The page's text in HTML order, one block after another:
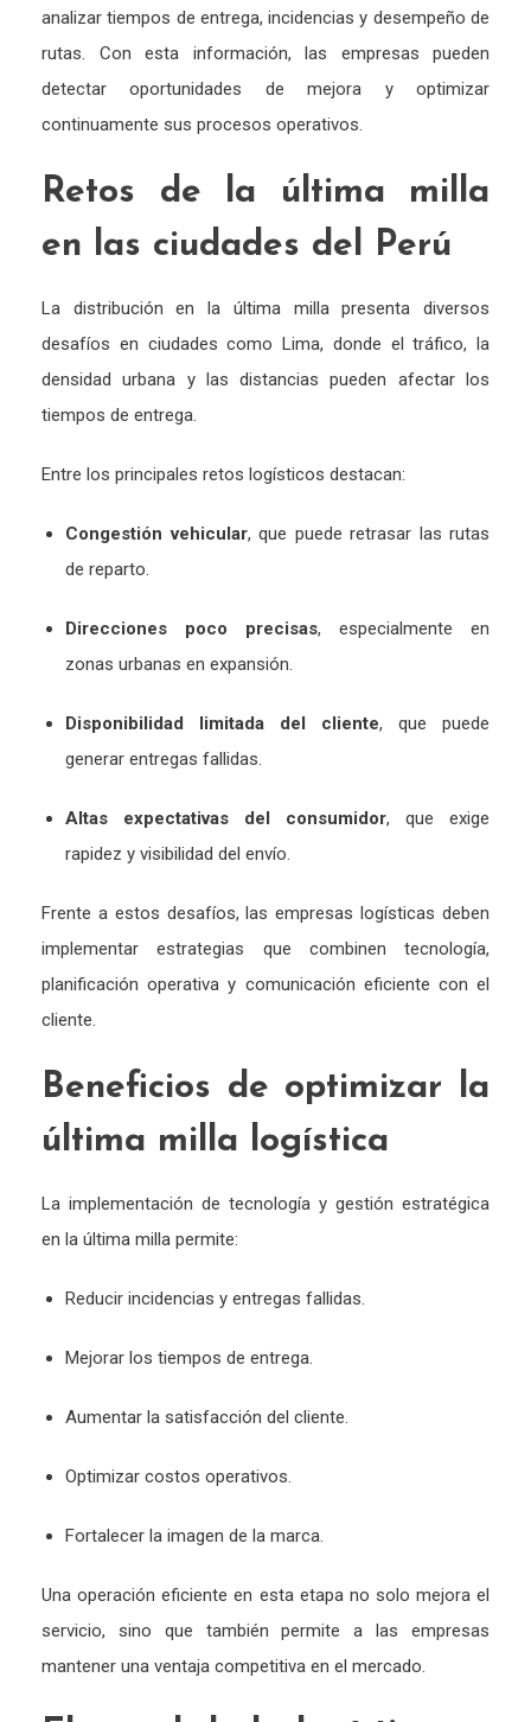
analizartiempos de entrega,incidenciasy desempeñode
rutas. Con esta información, las empresas pueden
detectaroportunidades demejora yoptimizar
continuamente sus procesos operativos.
Retos de la última milla
en las ciudades del Perú
La distribuciónenla última millapresentadiversos
desafíos en ciudadescomo Lima, donde eltráfico, la
densidadurbana y lasdistanciaspueden afectarlos
tiempos de entrega.
Entre los principales retos logísticos destacan:
Congestiónvehicular, que puede retrasar las rutas
de reparto.
Direcciones poco precisas, especialmente en
zonas urbanas en expansión.
Disponibilidad limitada del cliente, que puede
generar entregas fallidas.
Altas expectativas del consumidor, que exige
rapidez y visibilidad del envío.
Frente a estos desafíos,lasempresaslogísticasdeben
implementarestrategias que combinen tecnología,
planificaciónoperativay comunicación eficiente conel
cliente.
Beneficios de optimizar la
última milla logística
La implementación de tecnología y gestión estratégica
en la última milla permite:
Reducir incidencias y entregas fallidas.
Mejorar los tiempos de entrega.
Aumentar la satisfacción del cliente.
Optimizar costos operativos.
Fortalecer la imagen de la marca.
Unaoperacióneficienteen esta etapa no solo mejorael
servicio, sino que tambiénpermitealasempresas
mantener una ventaja competitiva en el mercado.